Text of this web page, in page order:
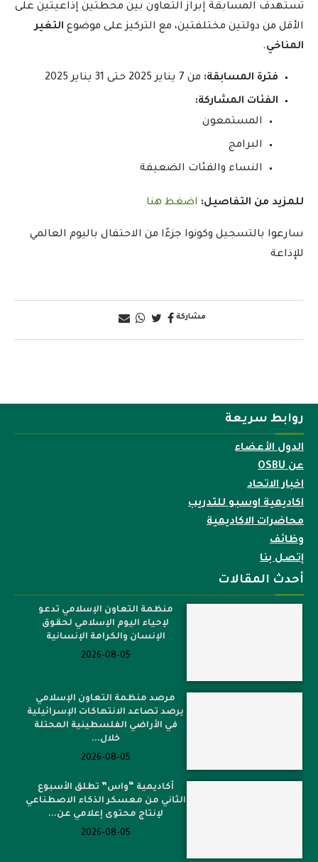
تستهدف المسابقة إبراز التعاون بين محطتين إذاعيتين على
الأقل من دولتين مختلفتين، مع التركيز على موضوع التغير
المناخي.
فترة المسابقة: من 7 يناير 2025 حتى 31 يناير 2025
الفئات المشاركة:
المستمعون
البرامج
النساء والفئات الضعيفة
للمزيد من التفاصيل: اضغط هنا
سارعوا بالتسجيل وكونوا جزءًا من الاحتفال باليوم العالمي
للإذاعة
مشاركة
روابط سريعة
الدول الأعضاء
عن OSBU
اخبار الاتحاد
اكاديمية اوسبو للتدريب
محاضرات الاكاديمية
وظائف
إتصل بنا
أحدث المقالات
منظمة التعاون الإسلامي تدعو
لإحياء اليوم الإسلامي لحقوق
الإنسان والكرامة الإنسانية
2026-08-05
مرصد منظمة التعاون الإسلامي
يرصد تصاعد الانتهاكات الإسرائيلية
في الأراضي الفلسطينية المحتلة
خلال...
2026-08-05
أكاديمية “واس” تطلق الأسبوع
الثاني من معسكر الذكاء الاصطناعي
لإنتاج محتوى إعلامي عن...
2026-08-05